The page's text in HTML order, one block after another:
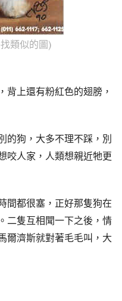
類似的圖)
背上還有粉紅色的翅膀，
的狗，大多不理不踩，別
咬人家，人類想親近牠更
間都很塞，正好那隻狗在
二隻互相聞一下之後，情
爾濟斯就對著毛毛叫，大